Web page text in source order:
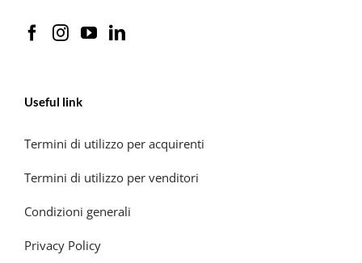
Useful link
Termini di utilizzo per acquirenti
Termini di utilizzo per venditori
Condizioni generali
Privacy Policy